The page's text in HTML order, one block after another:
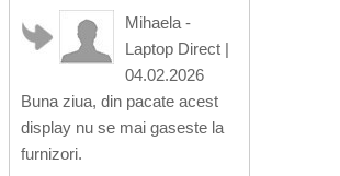
Mihaela -
Laptop Direct |
04.02.2026
Buna ziua, din pacate acest
display nu se mai gaseste la
furnizori.